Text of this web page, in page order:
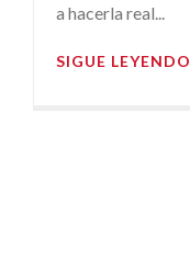
a hacerla real...
SIGUE LEYENDO